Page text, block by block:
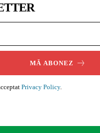
MĂ ABONEZ
Privacy Policy.